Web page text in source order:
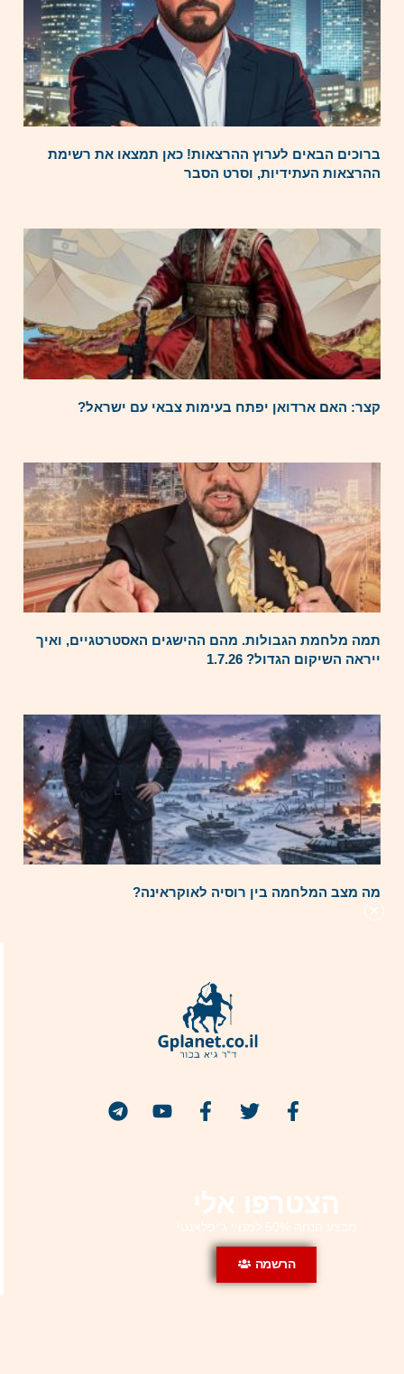
ברוכים הבאים לערוץ ההרצאות! כאן תמצאו את רשימת
ההרצאות העתידיות, וסרט הסבר
קצר: האם ארדואן יפתח בעימות צבאי עם ישראל?
תמה מלחמת הגבולות. מהם ההישגים האסטרטגיים, ואיך
ייראה השיקום הגדול? 1.7.26
מה מצב המלחמה בין רוסיה לאוקראינה?
הצטרפו אלי
מבצע הנחה 50% למנויי ג'יפלאנט!
הרשמה